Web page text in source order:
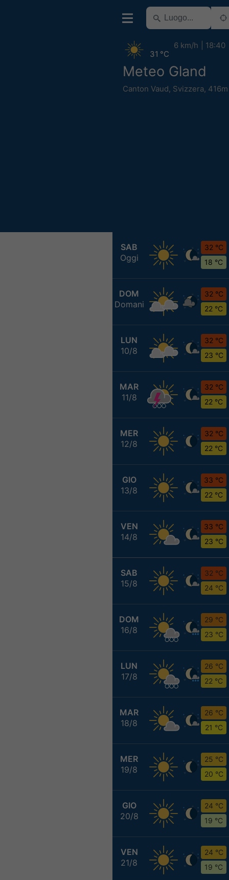
Meteo Gland
Canton Vaud, Svizzera,
31 °C
6 km/h 18:40
SAB
Oggi
32 °C
18 °C
DOM
Domani
32 °C
22 °C
LUN
10/8
32 °C
23 °C
MAR
11/8
32 °C
22 °C
MER
12/8
32 °C
22 °C
GIO
13/8
33 °C
22 °C
VEN
14/8
33 °C
23 °C
SAB
15/8
32 °C
24 °C
DOM
16/8
29 °C
23 °C
LUN
17/8
26 °C
22 °C
MAR
18/8
26 °C
21 °C
MER
19/8
25 °C
20 °C
GIO
20/8
24 °C
19 °C
VEN
21/8
24 °C
19 °C